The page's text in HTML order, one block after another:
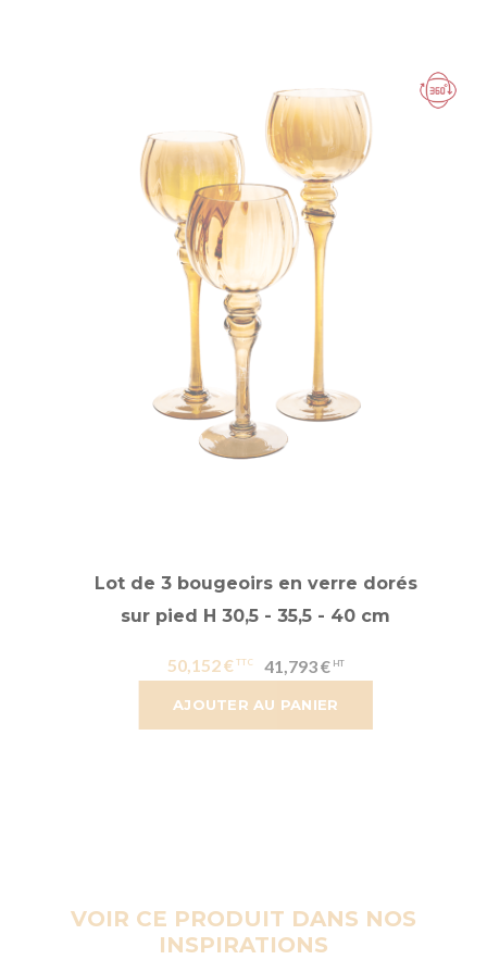
AJOUTER AU PANIER
Lot de 3 bougeoirs en verre dorés
sur pied H 30,5 - 35,5 - 40 cm
50,152 € 41,793 €
VOIR CE PRODUIT DANS NOS
INSPIRATIONS